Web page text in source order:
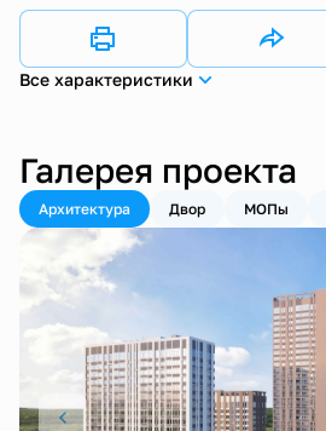
Все характеристики
Галерея проекта
Архитектура Двор МОПы